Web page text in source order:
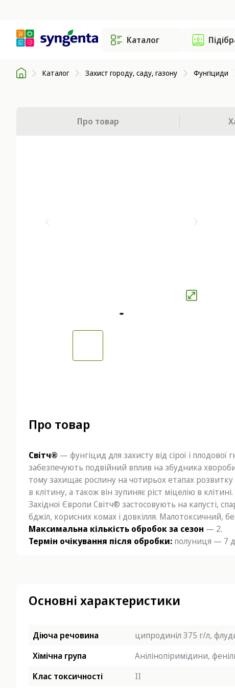
Каталог
Каталог Захист городу, саду, газону Фунгіциди
Про товар
Про товар
Світч® — фунгіцид для захисту від сірої і
забезпечують подвійний вплив на збудника
тому захищає рослину на чотирьох етапах
в клітину, а також він зупиняє ріст міцелію в
Західної Європи Світч® застосовують на капусті,
бджіл, корисних комах і довкілля. Малотоксичний,
Максимальна кількість обробок за сезон — 2.
Термін очікування після обробки: полуниця — 7
Основні характеристики
Діюча речовина
ципродиніл 375 г/л,
Хімічна група
Анілінопіримідини,
Клас токсичності
ІІ